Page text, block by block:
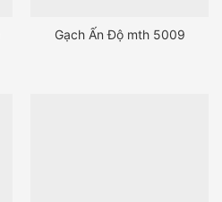
Gạch Ấn Độ mth 5009